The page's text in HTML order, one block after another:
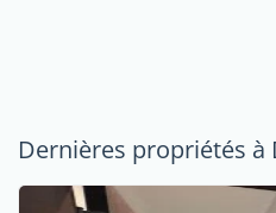
Dernières propriétés à